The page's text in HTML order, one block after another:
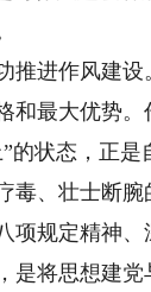
进作风建设
和最大优势
的状态，正
、壮士断腕
规定精神、
是将思想建